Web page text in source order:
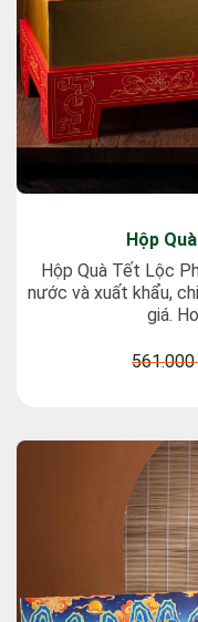
Hộp
Hộp Quà Tết Lộc
nước và xuất khẩu,
giá.